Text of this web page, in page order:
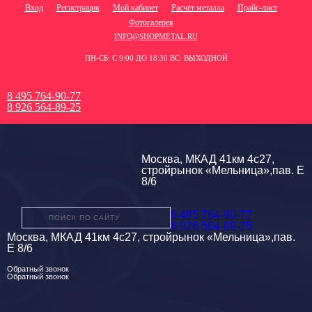
Вход Регистрация Мой кабинет Расчёт металла
Прайс-лист
Фотогалерея
INFO@SHOPMETAL.RU
ПН-СБ: С 9:00 ДО 18:30 ВС: ВЫХОДНОЙ
8 495 764-90-77
8 926 564-89-25
Москва, МКАД 41км 4с27,
стройрынок «Мельница»,пав. Е
8/6
8 495 764-90-77
8 926 564-89-25
Москва, МКАД 41км 4с27, стройрынок «Мельница»,пав.
Е 8/6
Обратный звонок
Обратный звонок